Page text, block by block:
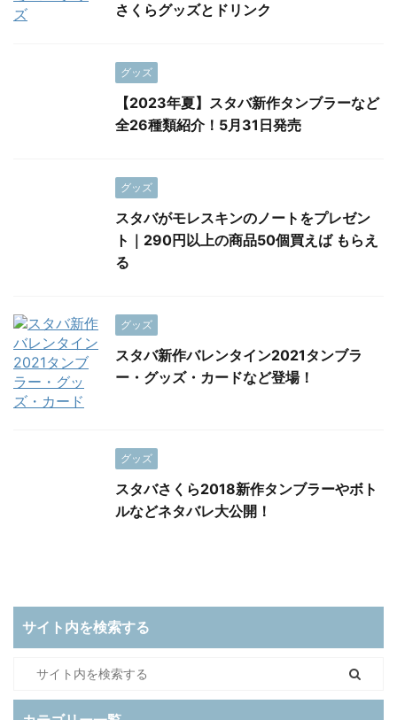
さくらグッズとドリンク
グッズ
【2023年夏】スタバ新作タンブラーなど
全26種類紹介！5月31日発売
グッズ
スタバがモレスキンのノートをプレゼン
ト｜290円以上の商品50個買えば もらえ
る
グッズ
スタバ新作バレンタイン2021タンブラ
ー・グッズ・カードなど登場！
グッズ
スタバさくら2018新作タンブラーやボト
ルなどネタバレ大公開！
サイト内を検索する